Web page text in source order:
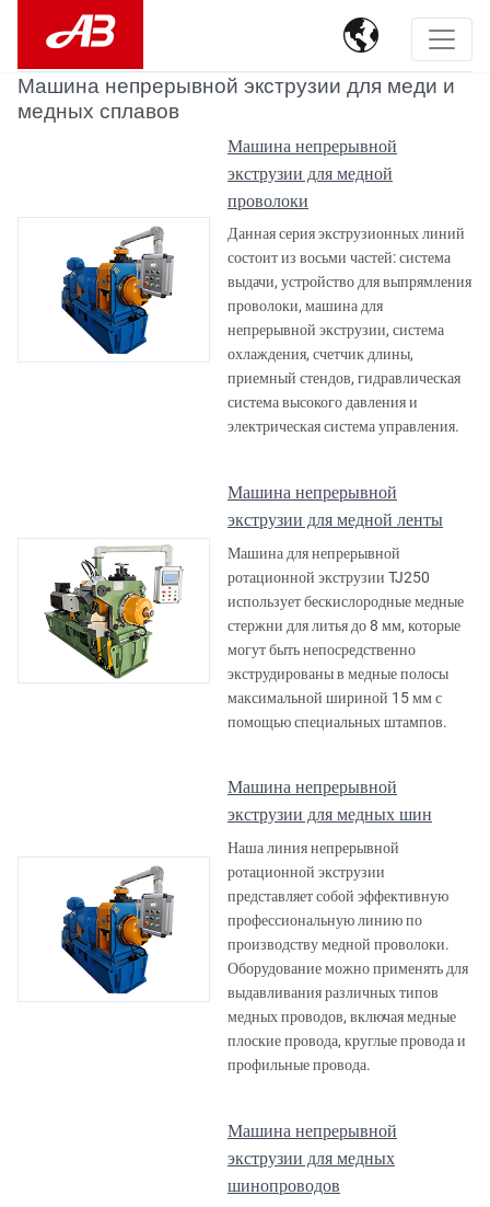

Машина непрерывной экструзии для меди и
медных сплавов
Машина непрерывной
экструзии для медной
проволоки
Данная серия экструзионных линий
состоит из восьми частей: система
выдачи, устройство для выпрямления
проволоки, машина для
непрерывной экструзии, система
охлаждения, счетчик длины,
приемный стендов, гидравлическая
система высокого давления и
электрическая система управления.
Машина непрерывной
экструзии для медной ленты
Машина для непрерывной
ротационной экструзии TJ250
использует бескислородные медные
стержни для литья до 8 мм, которые
могут быть непосредственно
экструдированы в медные полосы
максимальной шириной 15 мм с
помощью специальных штампов.
Машина непрерывной
экструзии для медных шин
Наша линия непрерывной
ротационной экструзии
представляет собой эффективную
профессиональную линию по
производству медной проволоки.
Оборудование можно применять для
выдавливания различных типов
медных проводов, включая медные
плоские провода, круглые провода и
профильные провода.
Машина непрерывной
экструзии для медных
шинопроводов